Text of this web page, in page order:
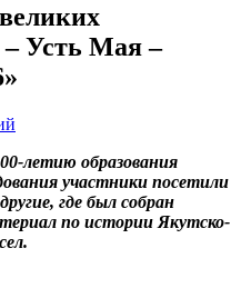
Усть Мая –
летию образования
участники посетили
где был собран
по истории Якутско-